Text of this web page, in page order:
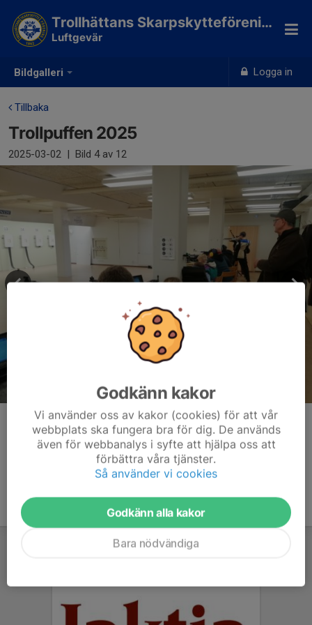
Bildgalleri Logga in
Trollhättans Skarpskytteförening
Luftgevär
Tillbaka
Trollpuffen 2025
2025-03-02 | Bild 4av 12
Kommentarer
Godkänn kakor
Vi använder oss av kakor (cookies) för att vår
webbplats ska fungera bra för dig. De används
även för webbanalys i syfte att hjälpa oss att
förbättra våra tjänster.
Så använder vi cookies
Godkänn alla kakor
Bara nödvändiga